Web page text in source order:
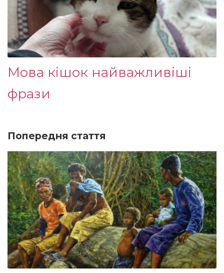
Мова кішок найважливіші
фрази
Попередня стаття